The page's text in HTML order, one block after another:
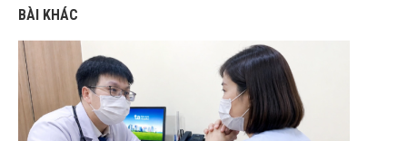
BÀI KHÁC